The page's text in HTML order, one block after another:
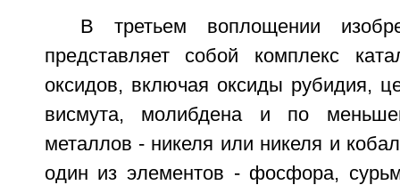
В третьем воплощении
представляет собой комплекс
оксидов, включая оксиды рубидия,
висмута, молибдена и по
металлов - никеля или никеля и
один из элементов - фосфора,